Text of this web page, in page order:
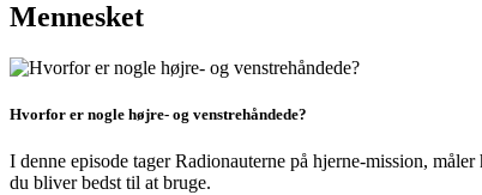
Mennesket
Hvorfor er nogle højre- og venstrehåndede?
I denne episode tager Radionauterne på hjerne-mission,
du bliver bedst til at bruge.